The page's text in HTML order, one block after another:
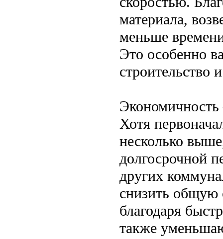
материала,
меньше
Это особенно
строительство
Хотя
несколько
долгосрочной
других
снизить общую
благодаря
также